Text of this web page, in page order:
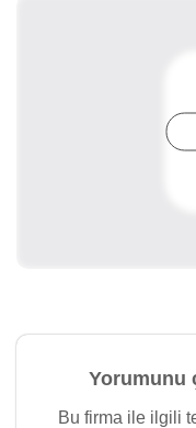
Yorumunu
Bu firma ile ilgili